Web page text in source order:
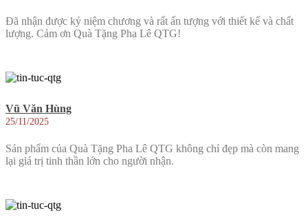
Đã nhận được kỷ niệm chương và rất ấn tượng với thiết kế và chất
lượng. Cảm ơn Quà Tặng Pha Lê QTG!
Vũ Văn Hùng
25/11/2025
Sản phẩm của Quà Tặng Pha Lê QTG không chỉ đẹp mà còn mang
lại giá trị tinh thần lớn cho người nhận.